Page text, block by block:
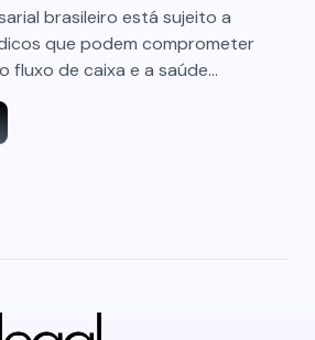
brasileiro está sujeito a
que podem comprometer
fluxo de caixa e a saúde…